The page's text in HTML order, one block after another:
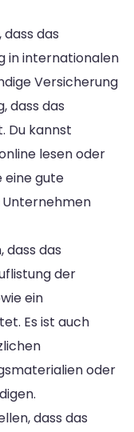
das
in internationalen
Versicherung
dass das
Du kannst
lesen oder
eine gute
dass das
der
ein
Es ist auch
oder
dass das